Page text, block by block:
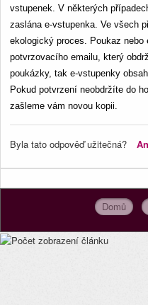
vstupenek. V některých
zaslána e-vstupenka. Ve všech
ekologický proces. Poukaz
potvrzovacího emailu, který
poukázky, tak e-vstupenky
Pokud potvrzení neobdržíte do
zašleme vám novou kopii.
Byla tato odpověď užitečná?
Domů